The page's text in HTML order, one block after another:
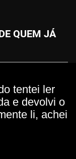
QUEM JÁ
tentei ler
e devolvi o
li, achei